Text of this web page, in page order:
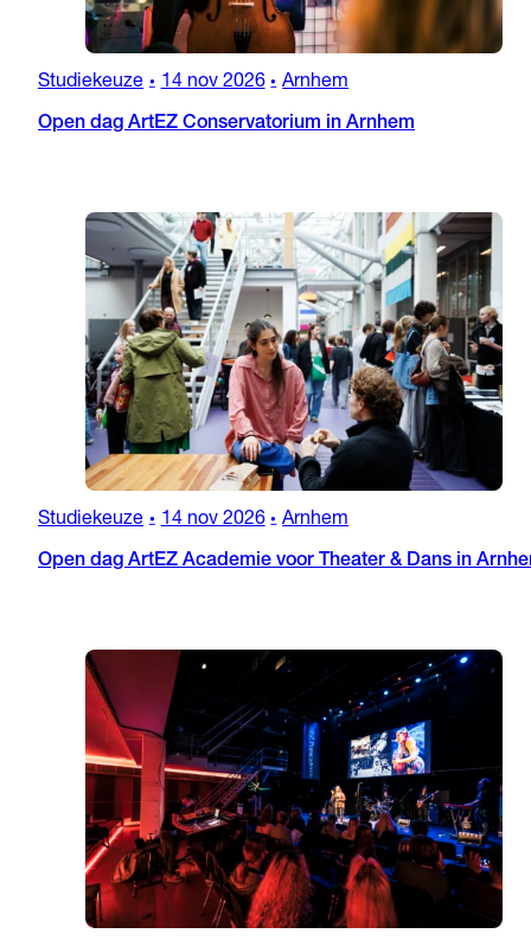
Studiekeuze • 14 nov 2026 • Arnhem
Open dag ArtEZ Conservatorium in Arnhem
Studiekeuze • 14 nov 2026 • Arnhem
Open dag ArtEZ Academie voor Theater & Dans in